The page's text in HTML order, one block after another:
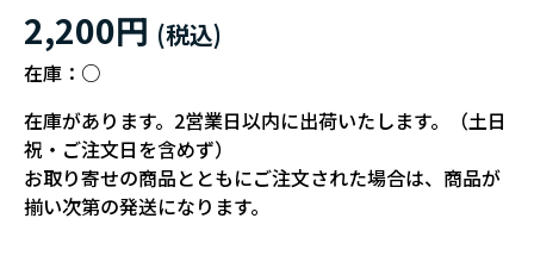
2,200円
在庫： ○
在庫があります。2営業日以内に出荷いたします。（土日
祝・ご注文日を含めず）
お取り寄せの商品とともにご注文された場合は、商品が
揃い次第の発送になります。